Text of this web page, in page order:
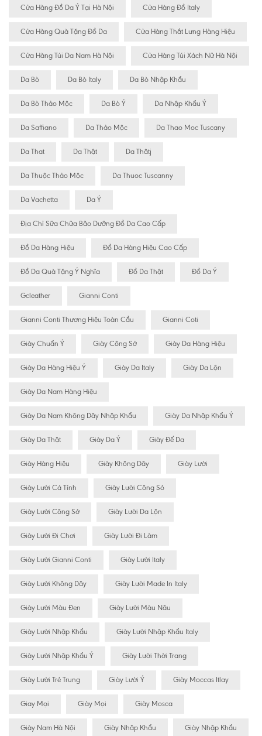
Cửa Hàng Đồ Da Ý Tại Hà Nội Cửa Hàng Đồ Italy
Cửa Hàng Quà Tặng Đồ Da Cửa Hàng Thắt Lưng Hàng Hiệu
Cửa Hàng Túi Da Nam Hà Nội Cửa Hàng Túi Xách Nữ Hà Nội
Da Bò Da Bò Italy Da Bò Nhập Khẩu
Da Bò Thảo Mộc Da Bò Ý Da Nhập Khẩu Ý
Da Saffiano Da Thảo Mộc Da Thao Moc Tuscany
Da That Da Thật Da Thâtj
Da Thuộc Thảo Mộc Da Thuoc Tuscanny
Da Vachetta Da Ý
Địa Chỉ Sữa Chữa Bão Dưỡng Đồ Da Cao Cấp
Đồ Da Hàng Hiệu Đồ Da Hàng Hiệu Cao Cấp
Đồ Da Quà Tặng Ý Nghĩa Đồ Da Thật Đồ Da Ý
Gcleather Gianni Conti
Gianni Conti Thương Hiệu Toàn Cầu Gianni Coti
Giày Chuẩn Ý Giày Công Sở Giày Da Hàng Hiệu
Giày Da Hàng Hiệu Ý Giày Da Italy Giày Da Lộn
Giày Da Nam Hàng Hiệu
Giày Da Nam Không Dây Nhập Khẩu Giày Da Nhập Khẩu Ý
Giày Da Thật Giày Da Ý Giày Đế Da
Giày Hàng Hiệu Giày Không Dây Giày Lười
Giày Lười Cá Tính Giày Lười Công Sỏ
Giày Lười Công Sở Giày Lười Da Lộn
Giày Lười Đi Chơi Giày Lười Đi Làm
Giày Lười Gianni Conti Giày Lười Italy
Giày Lười Không Dây Giày Lười Made In Italy
Giày Lười Màu Đen Giày Lười Màu Nâu
Giày Lười Nhập Khẩu Giày Lười Nhập Khẩu Italy
Giày Lười Nhập Khẩu Ý Giày Lười Thời Trang
Giày Lười Trẻ Trung Giày Lười Ý Giày Moccas Itlay
Giay Mọi Giày Mọi Giày Mosca
Giày Nam Hà Nội Giày Nhâp Khẩu Giày Nhập Khẩu